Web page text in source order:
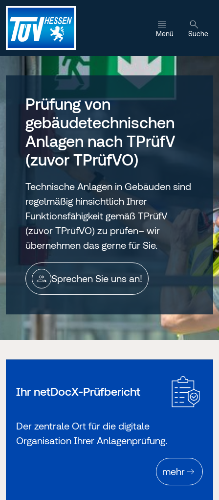
Zum Inhalt wechseln
Menü Suche
Prüfung von
gebäudetechnischen
Anlagen nach TPrüfV
(zuvor TPrüfVO)
Technische Anlagen in Gebäuden sind
regelmäßig hinsichtlich Ihrer
Funktionsfähigkeit gemäß TPrüfV
(zuvor TPrüfVO) zu prüfen– wir
übernehmen das gerne für Sie.
Sprechen Sie uns an!
Ihr netDocX-Prüfbericht
Der zentrale Ort für die digitale
Organisation Ihrer Anlagenprüfung.
mehr